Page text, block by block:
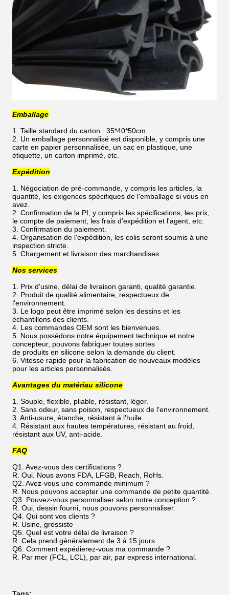
Emballage
1. Taille standard du carton : 35*40*50cm.
2. Un emballage personnalisé est disponible, y compris une
carte en papier personnalisée, un sac en plastique, une
étiquette, un carton imprimé, etc.
Expédition
1. Négociation de pré-commande, y compris les articles, la
quantité, les exigences spécifiques de l'emballage si vous en
avez.
2. Confirmation de la PI, y compris les spécifications, les prix,
le compte de paiement, les frais d'expédition et l'agent, etc.
3. Confirmation du paiement.
4. Organisation de l'expédition, les colis seront soumis à une
inspection stricte.
5. Chargement et livraison des marchandises.
Nos services
1. Prix d'usine, délai de livraison garanti, qualité garantie.
2. Produit de qualité alimentaire, respectueux de
l'environnement.
3. Le logo peut être imprimé selon les dessins et les
échantillons des clients.
4. Les commandes OEM sont les bienvenues.
5. Nous possédons notre équipement technique et notre
concepteur, pouvons fabriquer toutes sortes
de produits en silicone selon la demande du client.
6. Vitesse rapide pour la fabrication de nouveaux modèles
pour les articles personnalisés.
Avantages du matériau silicone
1. Souple, flexible, pliable, résistant, léger.
2. Sans odeur, sans poison, respectueux de l'environnement.
3. Anti-usure, étanche, résistant à l'huile.
4. Résistant aux hautes températures, résistant au froid,
résistant aux UV, anti-acide.
FAQ
Q1. Avez-vous des certifications ?
R. Oui. Nous avons FDA, LFGB, Reach, RoHs.
Q2. Avez-vous une commande minimum ?
R. Nous pouvons accepter une commande de petite quantité.
Q3. Pouvez-vous personnaliser selon notre conception ?
R. Oui, dessin fourni, nous pouvons personnaliser.
Q4. Qui sont vos clients ?
R. Usine, grossiste
Q5. Quel est votre délai de livraison ?
R. Cela prend généralement de 3 à 15 jours.
Q6. Comment expédierez-vous ma commande ?
R. Par mer (FCL, LCL), par air, par express international.
Tags: